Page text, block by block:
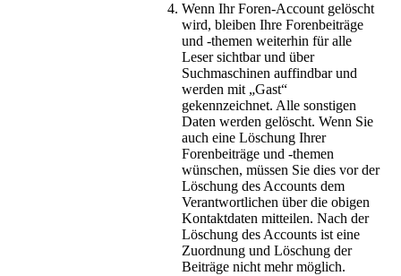
Wenn Ihr Foren-Account gelöscht
wird, bleiben Ihre Forenbeiträge
und -themen weiterhin für alle
Leser sichtbar und über
Suchmaschinen auffindbar und
werden mit „Gast“
gekennzeichnet. Alle sonstigen
Daten werden gelöscht. Wenn Sie
auch eine Löschung Ihrer
Forenbeiträge und -themen
wünschen, müssen Sie dies vor der
Löschung des Accounts dem
Verantwortlichen über die obigen
Kontaktdaten mitteilen. Nach der
Löschung des Accounts ist eine
Zuordnung und Löschung der
Beiträge nicht mehr möglich.